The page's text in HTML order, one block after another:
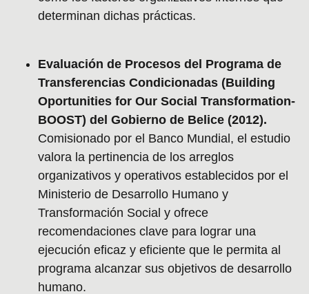
determinan dichas prácticas.
Evaluación de Procesos del Programa de
Transferencias Condicionadas (Building
Oportunities for Our Social Transformation-
BOOST) del Gobierno de Belice (2012).
Comisionado por el Banco Mundial, el estudio
valora la pertinencia de los arreglos
organizativos y operativos establecidos por el
Ministerio de Desarrollo Humano y
Transformación Social y ofrece
recomendaciones clave para lograr una
ejecución eficaz y eficiente que le permita al
programa alcanzar sus objetivos de desarrollo
humano.